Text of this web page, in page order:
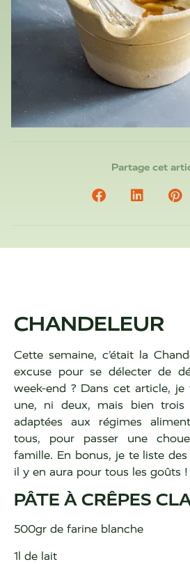
Partage cet
CHANDELEUR
Cette semaine, c’était la
excuse pour se délecter de
week-end ? Dans cet article,
une, ni deux, mais bien trois
adaptées aux régimes
tous, pour passer une
famille. En bonus, je te liste
il y en aura pour tous les goûts !
PÂTE À CRÊPES
500gr de farine blanche
1l de lait